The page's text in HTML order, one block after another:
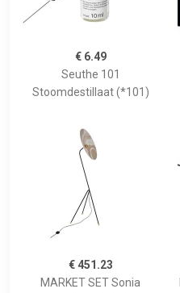
€ 6.49
Seuthe 101
Stoomdestillaat (*101)
€ 451.23
MARKET SET Sonia